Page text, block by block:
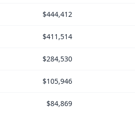
$444,412
$411,514
$284,530
$105,946
$84,869